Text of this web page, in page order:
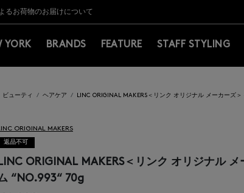
）以上のお買上げで常時送料無料！お買い物の際は会員登録を！
止のお知らせ】（2026.8.5）
るお荷物のお届けについて
ご案内・ご注意事項
）以上のお買上げで常時送料無料！お買い物の際は会員登録を！
止のお知らせ】（2026.8.5）
YORK BRANDS FEATURE STAFF STYLING
ビューティ ヘアケア LINC ORIGINAL MAKERS＜リンク オリジナル メーカーズ
ORIGINAL MAKERS
返品不可
ORIGINAL MAKERS＜リンク オリジナル
“NO.993“ 70g